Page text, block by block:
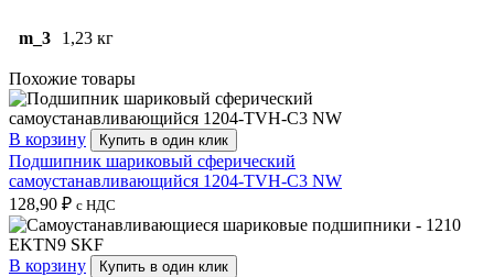
m_3 1,23 кг
Похожие товары
В корзину Купить в один клик
Подшипник шариковый сферический
самоустанавливающийся 1204-TVH-C3 NW
128,90 ₽ с НДС
В корзину Купить в один клик